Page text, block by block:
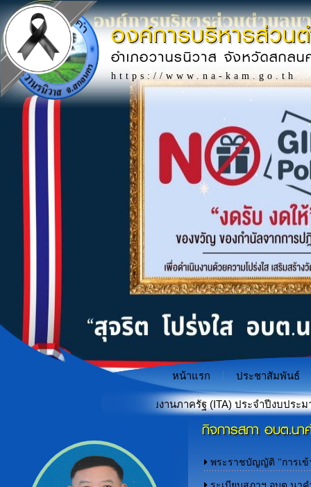
องค์การบริหารส่วน
อำเภอวานรนิวาส จังหวัดสกลน
https://www.na-kam.go.th
"เกราะป้องกันภัยไซเบอร์สำหรั
เนินงานของหน่วยงานภาครัฐ (ITA) ประจำปีงบประมาณ พ.ศ. 2569
หน้าแรก ประชาสัมพันธ์
กิจการสภา อบต.นา
พระราชบัญญัติ "การเ